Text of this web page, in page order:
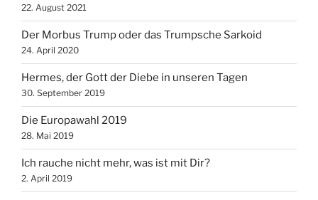
22. August 2021
Der Morbus Trump oder das Trumpsche Sarkoid
24. April 2020
Hermes, der Gott der Diebe in unseren Tagen
30. September 2019
Die Europawahl 2019
28. Mai 2019
Ich rauche nicht mehr, was ist mit Dir?
2. April 2019